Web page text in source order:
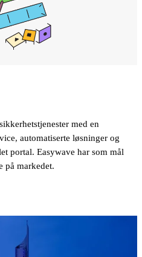
med en
automatiserte løsninger og
portal. Easywave har som mål
på markedet.